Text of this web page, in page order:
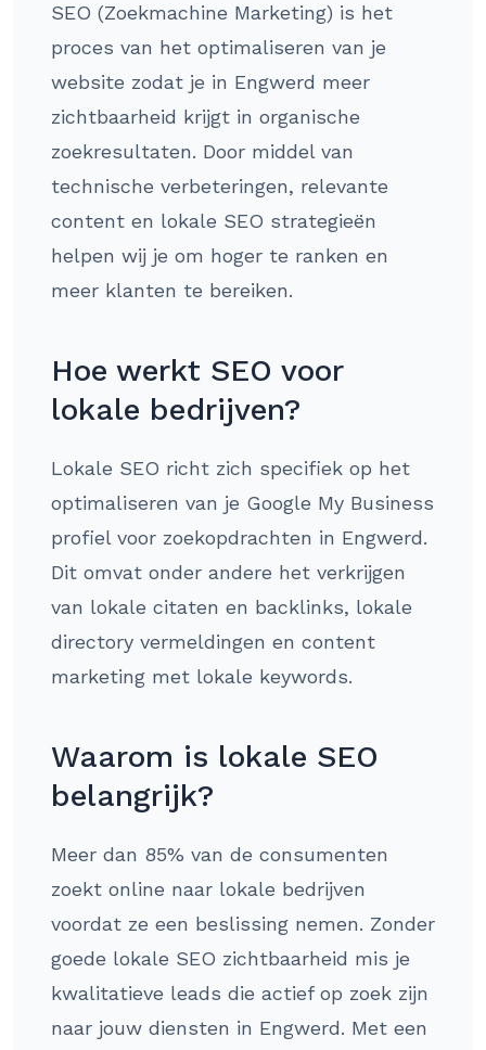
SEO (Zoekmachine Marketing) is het
proces van het optimaliseren van je
website zodat je in Engwerd meer
zichtbaarheid krijgt in organische
zoekresultaten. Door middel van
technische verbeteringen, relevante
content en lokale SEO strategieën
helpen wij je om hoger te ranken en
meer klanten te bereiken.
Hoe werkt SEO voor
lokale bedrijven?
Lokale SEO richt zich specifiek op het
optimaliseren van je Google My Business
profiel voor zoekopdrachten in Engwerd.
Dit omvat onder andere het verkrijgen
van lokale citaten en backlinks, lokale
directory vermeldingen en content
marketing met lokale keywords.
Waarom is lokale SEO
belangrijk?
Meer dan 85% van de consumenten
zoekt online naar lokale bedrijven
voordat ze een beslissing nemen. Zonder
goede lokale SEO zichtbaarheid mis je
kwalitatieve leads die actief op zoek zijn
naar jouw diensten in Engwerd. Met een